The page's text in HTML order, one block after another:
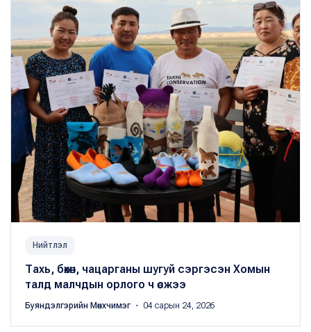
Нийтлэл
Тахь, бөхөн, чацарганы шугуй сэргэсэн Хомын
талд малчдын орлого ч өсжээ
Буяндэлгэрийн Мөнхчимэг ・ 04 сарын 24, 2026